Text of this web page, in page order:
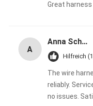
Great
A
Anna Schmidt
Hilfreich
The wire
reliably.
no issues.